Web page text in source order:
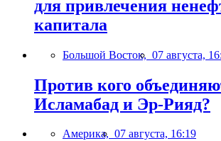
для привлечения
капитала
Большой Восток, 07 августа,
Против кого
Исламабад и Эр-Рияд?
Америка, 07 августа, 16:19